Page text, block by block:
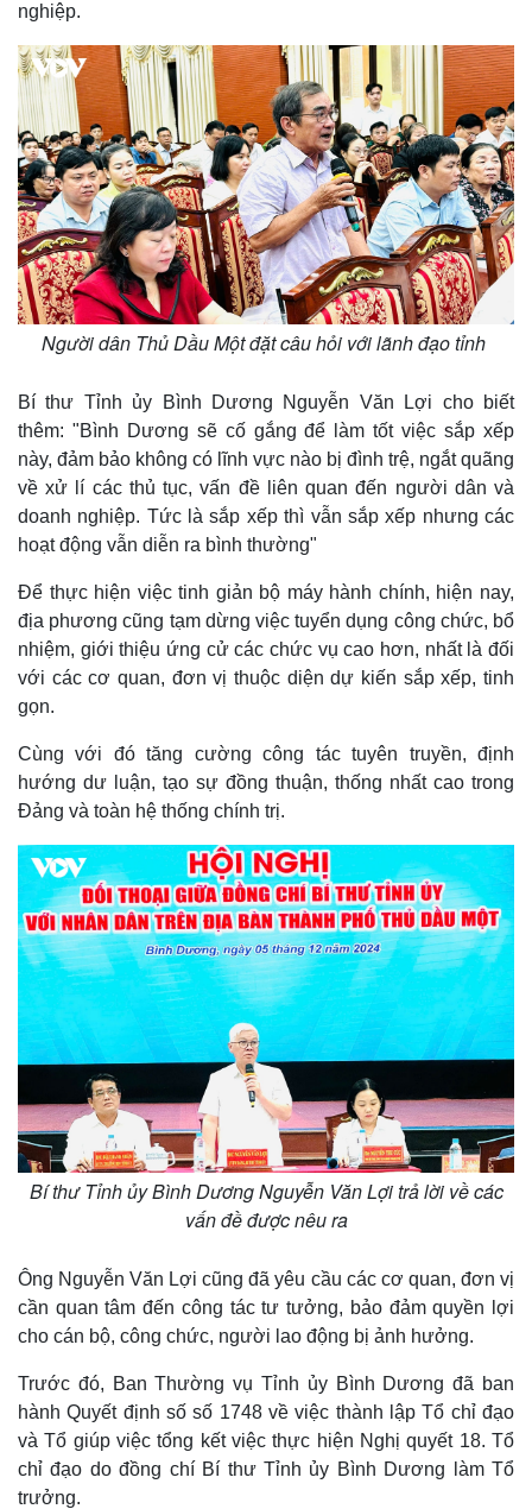
Kinh tế
Bất động sản
Khởi nghiệp
Thị trường
Giá vàng
Tiêu dùng
Tỷ giá
Chứng khoán
Giá cà phê
Pháp luật
Vụ án
Tin nóng
Tư vấn luật
Vũ khí
Việt Nam
Lịch thi đấu bóng đá
Thế giới thể thao
eSports
Ô tô - Xe máy
Xe máy
Tư vấn
nghiệp.
Người dân Thủ Dầu Một đặt câu hỏi với lãnh đạo tỉnh
Bí thư Tỉnh ủy Bình Dương Nguyễn Văn Lợi cho biết
thêm: "Bình Dương sẽ cố gắng để làm tốt việc sắp xếp
này, đảm bảo không có lĩnh vực nào bị đình trệ, ngắt quãng
về xử lí các thủ tục, vấn đề liên quan đến người dân và
doanh nghiệp. Tức là sắp xếp thì vẫn sắp xếp nhưng các
hoạt động vẫn diễn ra bình thường"
Để thực hiện việc tinh giản bộ máy hành chính, hiện nay,
địa phương cũng tạm dừng việc tuyển dụng công chức, bổ
nhiệm, giới thiệu ứng cử các chức vụ cao hơn, nhất là đối
với các cơ quan, đơn vị thuộc diện dự kiến sắp xếp, tinh
gọn.
Cùng với đó tăng cường công tác tuyên truyền, định
hướng dư luận, tạo sự đồng thuận, thống nhất cao trong
Đảng và toàn hệ thống chính trị.
Bí thư Tỉnh ủy Bình Dương Nguyễn Văn Lợi trả lời về các
vấn đề được nêu ra
Ông Nguyễn Văn Lợi cũng đã yêu cầu các cơ quan, đơn vị
cần quan tâm đến công tác tư tưởng, bảo đảm quyền lợi
cho cán bộ, công chức, người lao động bị ảnh hưởng.
Trước đó, Ban Thường vụ Tỉnh ủy Bình Dương đã ban
hành Quyết định số số 1748 về việc thành lập Tổ chỉ đạo
và Tổ giúp việc tổng kết việc thực hiện Nghị quyết 18. Tổ
chỉ đạo do đồng chí Bí thư Tỉnh ủy Bình Dương làm Tổ
trưởng.